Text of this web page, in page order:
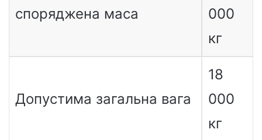
споряджена маса
000
кг
Допустима загальна вага
18
000
кг